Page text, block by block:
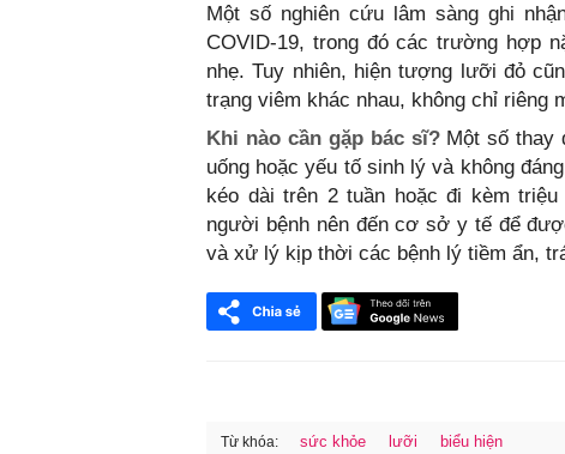
Một số nghiên cứu lâm sàng ghi
COVID-19, trong đó các trường hợp
nhẹ. Tuy nhiên, hiện tượng lưỡi đỏ
trạng viêm khác nhau, không chỉ riêng
Khi nào cần gặp bác sĩ?Một số thay
uống hoặc yếu tố sinh lý và không
kéo dài trên 2 tuần hoặc đi kèm
người bệnh nên đến cơ sở y tế để
và xử lý kịp thời các bệnh lý tiềm ẩn,
Từ khóa: sức khỏe lưỡi biểu hiện